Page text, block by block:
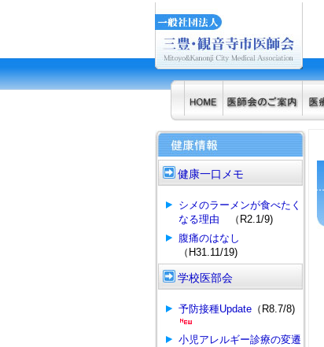
健康一口メモ
シメのラーメンが食べたく
なる理由 （R2.1/9)
腹痛のはなし
（H31.11/19)
学校医部会
予防接種Update （R8.7/8)
小児アレルギー診療の変遷